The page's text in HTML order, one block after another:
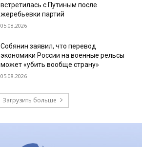
встретилась с Путиным после
жеребьевки партий
05.08.2026
Собянин заявил, что перевод
экономики России на военные рельсы
может «убить вообще страну»
05.08.2026
Загрузить больше